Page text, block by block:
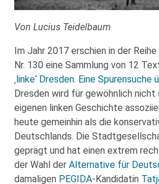
Von Lucius Teidelbaum
Im Jahr 2017 erschien in der
Nr. 130 eine Sammlung von 12
‚linke‘ Dresden. Eine Spurensuche
Dresden wird für gewöhnlich nicht
eigenen linken Geschichte
heute gemeinhin als die
Deutschlands. Die
geprägt und hat einen extrem
der Wahl der Alternative für
damaligen PEGIDA-Kandidatin